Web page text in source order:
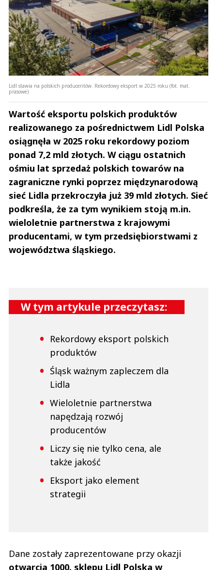
Lidl stawia na polskich producentów. Rekordowy eksport w 2025 roku (fot. mat.
prasowe)
Wartość eksportu polskich produktów
realizowanego za pośrednictwem Lidl Polska
osiągnęła w 2025 roku rekordowy poziom
ponad 7,2 mld złotych. W ciągu ostatnich
ośmiu lat sprzedaż polskich towarów na
zagraniczne rynki poprzez międzynarodową
sieć Lidla przekroczyła już 39 mld złotych. Sieć
podkreśla, że za tym wynikiem stoją m.in.
wieloletnie partnerstwa z krajowymi
producentami, w tym przedsiębiorstwami z
województwa śląskiego.
W tym artykule przeczytasz:
Rekordowy eksport polskich
produktów
Śląsk ważnym zapleczem dla
Lidla
Wieloletnie partnerstwa
napędzają rozwój
producentów
Liczy się nie tylko cena, ale
także jakość
Eksport jako element
strategii
Dane zostały zaprezentowane przy okazji
otwarcia 1000. sklepu Lidl Polska w